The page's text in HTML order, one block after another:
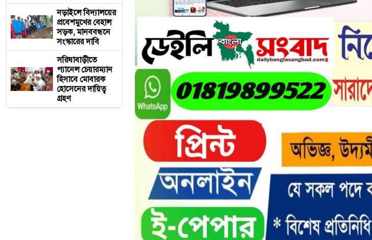
নড়াইলে বিদ্যালয়ের
প্রবেশমুখের বেহাল
সড়ক, মানববন্ধনে
সংস্কারের দাবি
সরিষাবাড়ীতে
প্যানেল চেয়ারম্যান
হিসাবে মোবারক
হোসেনের দায়িত্ব
গ্রহণ